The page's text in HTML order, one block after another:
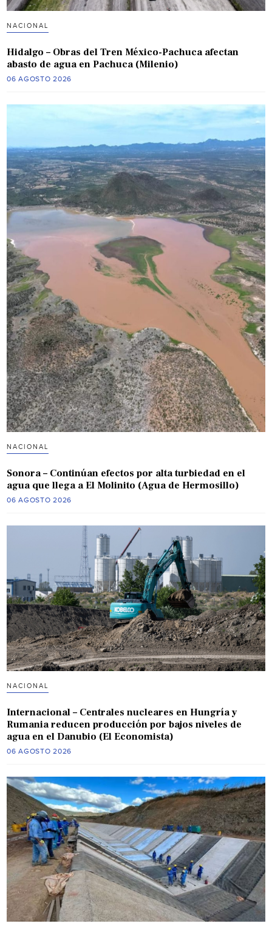
NACIONAL
Hidalgo – Obras del Tren México-Pachuca afectan
abasto de agua en Pachuca (Milenio)
06 AGOSTO 2026
NACIONAL
Sonora – Continúan efectos por alta turbiedad en el
agua que llega a El Molinito (Agua de Hermosillo)
06 AGOSTO 2026
NACIONAL
Internacional – Centrales nucleares en Hungría y
Rumania reducen producción por bajos niveles de
agua en el Danubio (El Economista)
06 AGOSTO 2026